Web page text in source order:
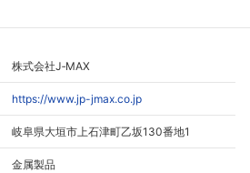
株式会社J‐MAX
https://www.jp-jmax.co.jp
岐阜県大垣市上石津町乙坂130番地1
金属製品